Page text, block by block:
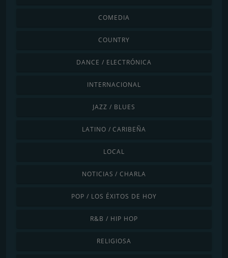
COMEDIA
COUNTRY
DANCE / ELECTRÓNICA
INTERNACIONAL
JAZZ / BLUES
LATINO / CARIBEÑA
LOCAL
NOTICIAS / CHARLA
POP / LOS ÉXITOS DE HOY
R&B / HIP HOP
RELIGIOSA